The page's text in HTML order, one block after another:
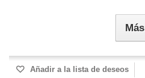
Más
Añadir a la lista de deseos